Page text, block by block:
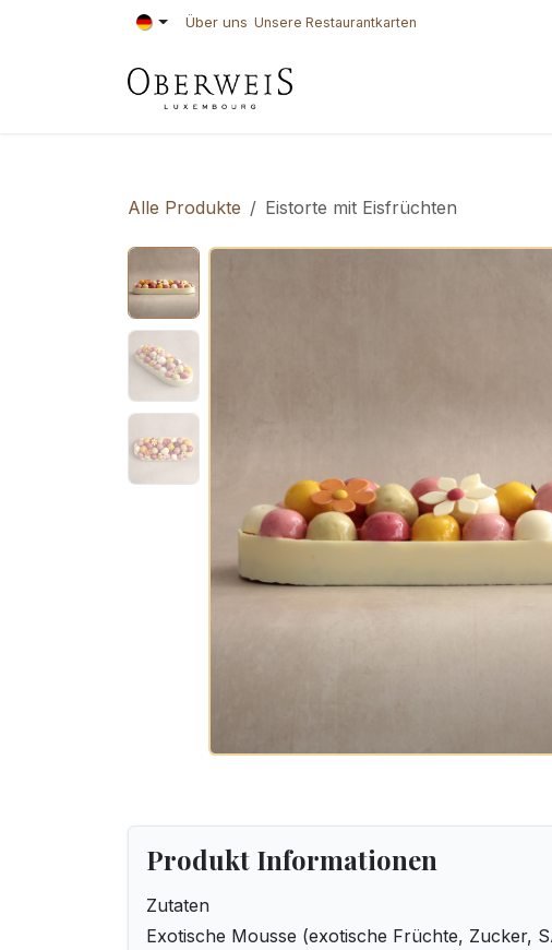
Zum Inhalt springen Über uns Unsere Restaurantkarten
Alle Produkte Eistorte mit Eisfrüchten
Produkt Informationen
Zutaten
Exotische Mousse (exotische Früchte, Zucker,